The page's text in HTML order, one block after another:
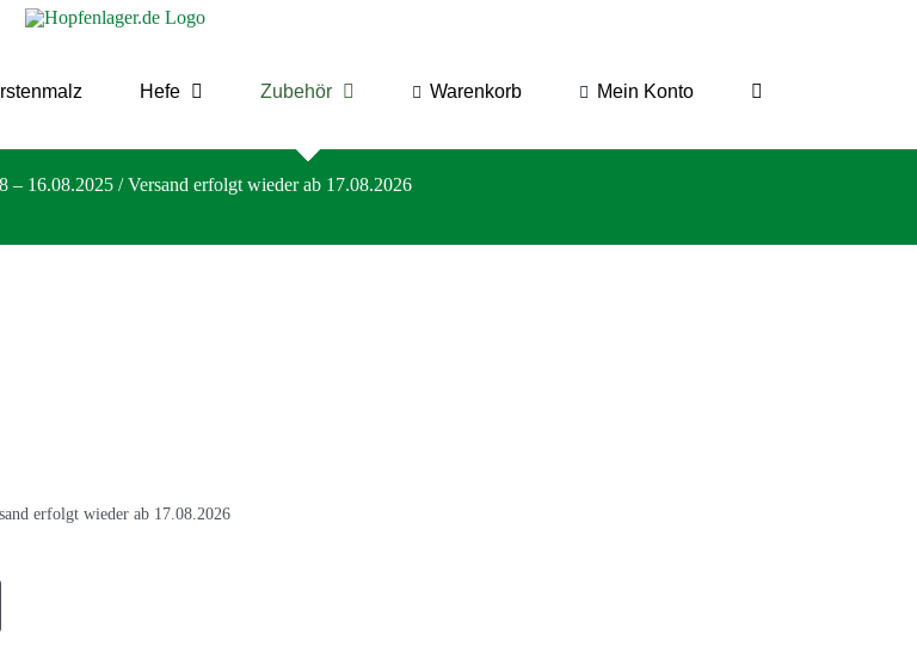
Hefe Zubehör Warenkorb Mein Konto
– 16.08.2025 / Versand erfolgt wieder ab 17.08.2026
erfolgt wieder ab 17.08.2026